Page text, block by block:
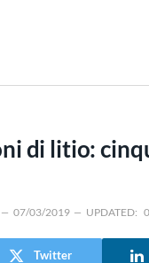
di litio:
07/03/2019 UPDATED:
Twitter